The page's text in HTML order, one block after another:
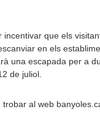
incentivar que els
en els
una escapada per a
de juliol.
trobar al web